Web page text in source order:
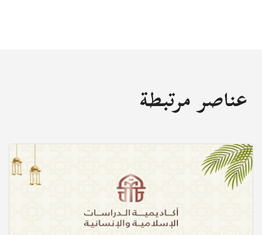
عناصر مرتبطة